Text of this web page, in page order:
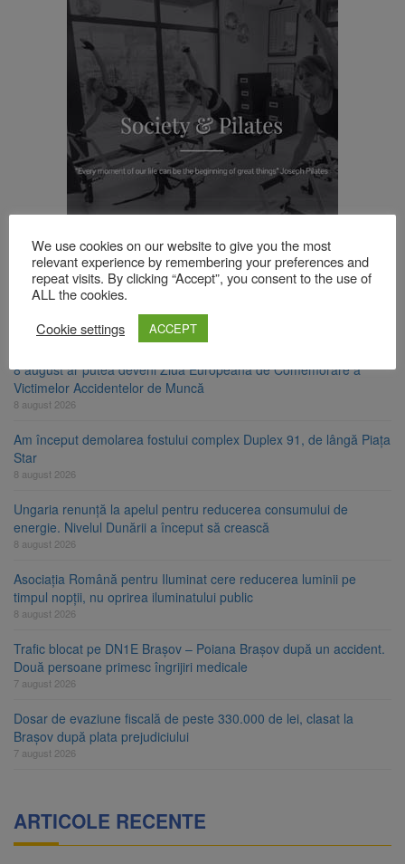
TOP ȘTIRI
Se schimbă examenul de medic specialist. Subiecte unice în toată
țara, aceeași oră și același barem
8 august 2026
8 august ar putea deveni Ziua Europeană de Comemorare a
Victimelor Accidentelor de Muncă
8 august 2026
Am început demolarea fostului complex Duplex 91, de lângă Piața
Star
8 august 2026
Ungaria renunță la apelul pentru reducerea consumului de
energie. Nivelul Dunării a început să crească
8 august 2026
Asociația Română pentru Iluminat cere reducerea luminii pe
timpul nopții, nu oprirea iluminatului public
8 august 2026
Trafic blocat pe DN1E Brașov – Poiana Brașov după un accident.
Două persoane primesc îngrijiri medicale
7 august 2026
Dosar de evaziune fiscală de peste 330.000 de lei, clasat la
Brașov după plata prejudiciului
7 august 2026
ARTICOLE RECENTE
We use cookies on our website to give you the most
relevant experience by remembering your preferences and
repeat visits. By clicking “Accept”, you consent to the use of
ALL the cookies.
Cookie settings
ACCEPT